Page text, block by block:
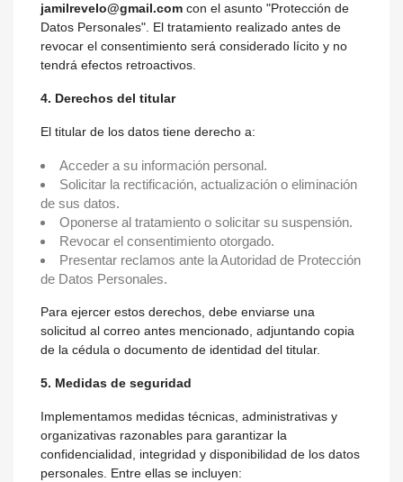
jamilrevelo@gmail.com con el asunto "Protección de
Datos Personales". El tratamiento realizado antes de
revocar el consentimiento será considerado lícito y no
tendrá efectos retroactivos.
4. Derechos del titular
El titular de los datos tiene derecho a:
Acceder a su información personal.
Solicitar la rectificación, actualización o eliminación
de sus datos.
Oponerse al tratamiento o solicitar su suspensión.
Revocar el consentimiento otorgado.
Presentar reclamos ante la Autoridad de Protección
de Datos Personales.
Para ejercer estos derechos, debe enviarse una
solicitud al correo antes mencionado, adjuntando copia
de la cédula o documento de identidad del titular.
5. Medidas de seguridad
Implementamos medidas técnicas, administrativas y
organizativas razonables para garantizar la
confidencialidad, integridad y disponibilidad de los datos
personales. Entre ellas se incluyen: